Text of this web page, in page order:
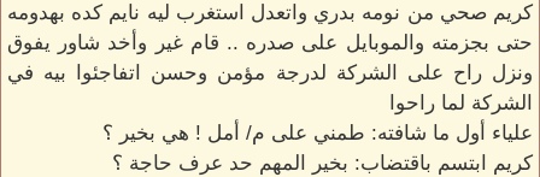
كريم صحي من نومه بدري واتعدل استغرب ليه نايم كده بهدومه
حتى بجزمته والموبايل على صدره .. قام غير وأخد شاور يفوق
ونزل راح على الشركة لدرجة مؤمن وحسن اتفاجئوا بيه في
الشركة لما راحوا
علياء أول ما شافته: طمني على م/ أمل ! هي بخير ؟
كريم ابتسم باقتضاب: بخير المهم حد عرف حاجة ؟